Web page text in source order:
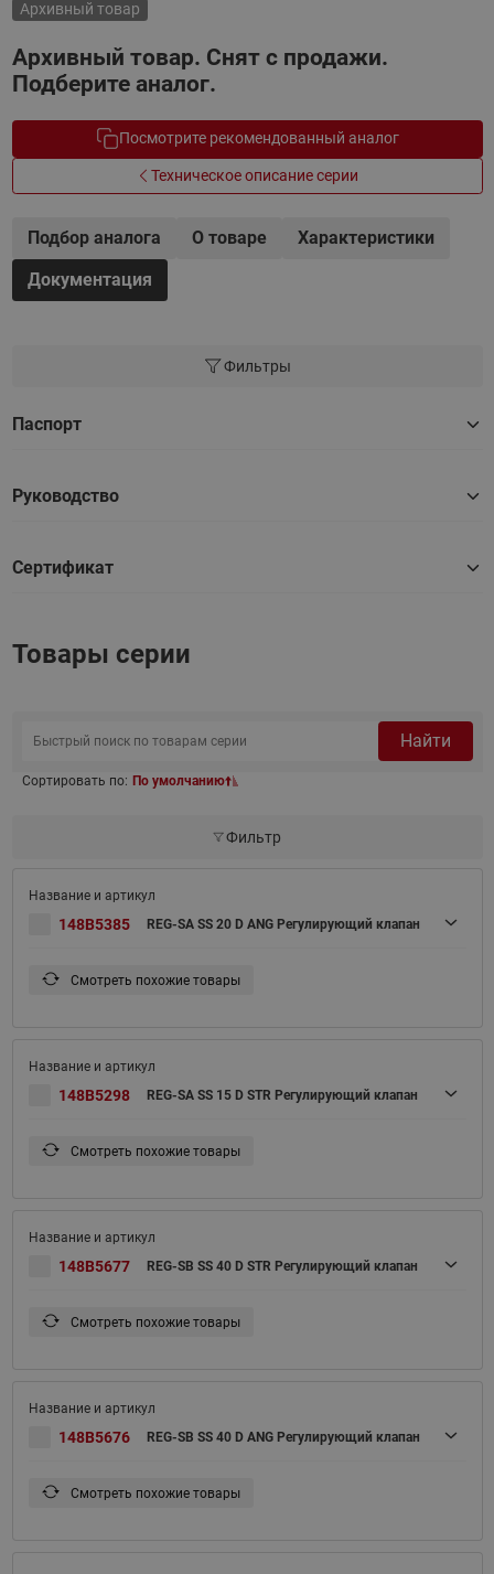
Архивный товар
Архивный товар. Снят с продажи.
Подберите аналог.
Посмотрите рекомендованный аналог
Техническое описание серии
Подбор аналога О товаре
Характеристики
Документация
Фильтры
Паспорт
Руководство
Сертификат
Товары серии
Найти
Сортировать по: По умолчанию
Фильтр
148B5385 REG-SA SS 20 D ANG Регулирующий клапан
Смотреть похожие товары
148B5298 REG-SA SS 15 D STR Регулирующий клапан
Смотреть похожие товары
148B5677 REG-SB SS 40 D STR Регулирующий клапан
Смотреть похожие товары
148B5676 REG-SB SS 40 D ANG Регулирующий клапан
Смотреть похожие товары